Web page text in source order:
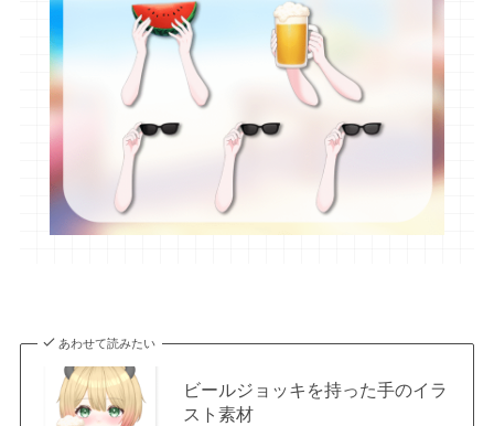
あわせて読みたい
ビールジョッキを持った手のイラ
スト素材